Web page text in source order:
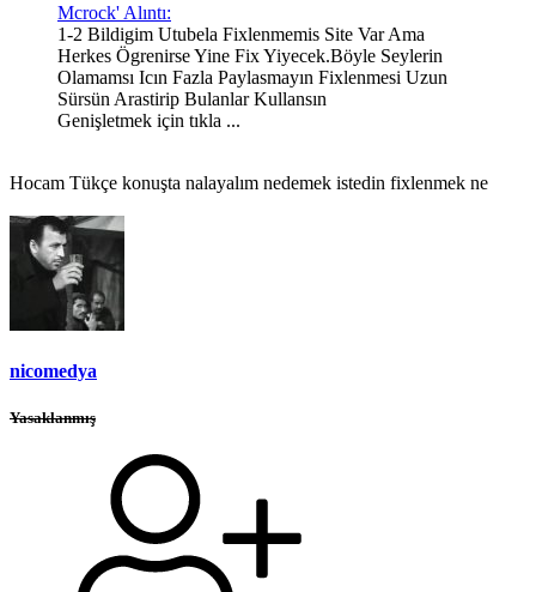
Mcrock' Alıntı:
1-2 Bildigim Utubela Fixlenmemis Site Var Ama
Herkes Ögrenirse Yine Fix Yiyecek.Böyle Seylerin
Olamamsı Icın Fazla Paylasmayın Fixlenmesi Uzun
Sürsün Arastirip Bulanlar Kullansın
Genişletmek için tıkla ...
Hocam Tükçe konuşta nalayalım nedemek istedin fixlenmek ne
nicomedya
Yasaklanmış